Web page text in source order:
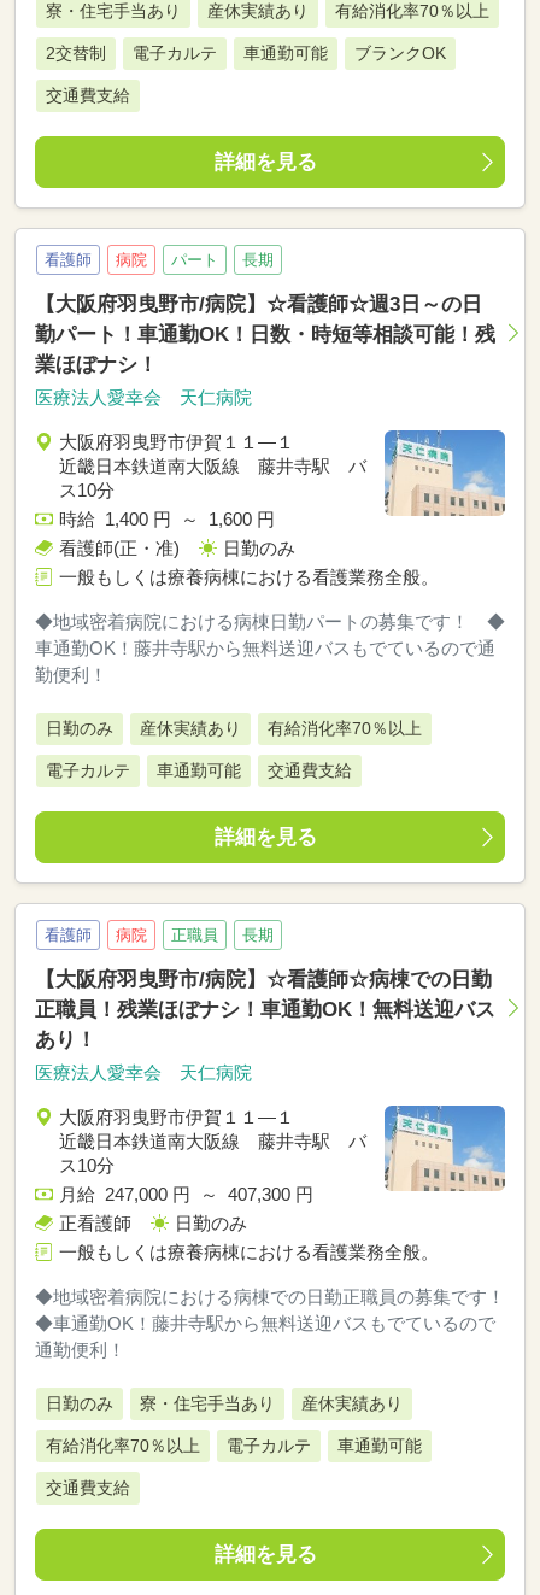
寮・住宅手当あり 産休実績あり 有給消化率70％以上
2交替制 電子カルテ 車通勤可能 ブランクOK
交通費支給
詳細を見る
看護師 病院 パート 長期
【大阪府羽曳野市/病院】☆看護師☆週3日～の日
勤パート！車通勤OK！日数・時短等相談可能！残
業ほぼナシ！
医療法人愛幸会 天仁病院
大阪府羽曳野市伊賀１１―１
近畿日本鉄道南大阪線 藤井寺駅 バ
ス10分
時給 1,400 円 ～ 1,600 円
看護師(正・准)
日勤のみ
一般もしくは療養病棟における看護業務全般。
◆地域密着病院における病棟日勤パートの募集です！ ◆
車通勤OK！藤井寺駅から無料送迎バスもでているので通
勤便利！
日勤のみ 産休実績あり 有給消化率70％以上
電子カルテ 車通勤可能 交通費支給
詳細を見る
看護師 病院 正職員 長期
【大阪府羽曳野市/病院】☆看護師☆病棟での日勤
正職員！残業ほぼナシ！車通勤OK！無料送迎バス
あり！
医療法人愛幸会 天仁病院
大阪府羽曳野市伊賀１１―１
近畿日本鉄道南大阪線 藤井寺駅 バ
ス10分
月給 247,000 円 ～ 407,300 円
正看護師
日勤のみ
一般もしくは療養病棟における看護業務全般。
◆地域密着病院における病棟での日勤正職員の募集です！
◆車通勤OK！藤井寺駅から無料送迎バスもでているので
通勤便利！
日勤のみ 寮・住宅手当あり 産休実績あり
有給消化率70％以上 電子カルテ 車通勤可能
交通費支給
詳細を見る